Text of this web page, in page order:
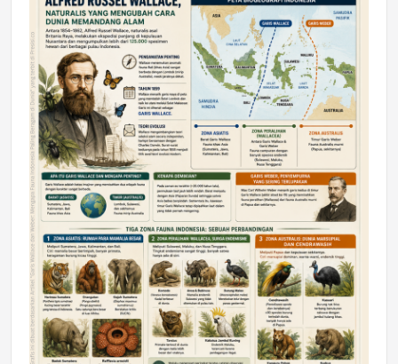
DAERAH
Astra Motor Kalimantan Timur 2 Dukung
Mahasiswa Samarinda dalam Astra
Honda SDGs Future Leaders 2026
Jumat, 10 Jul 2026 19:01